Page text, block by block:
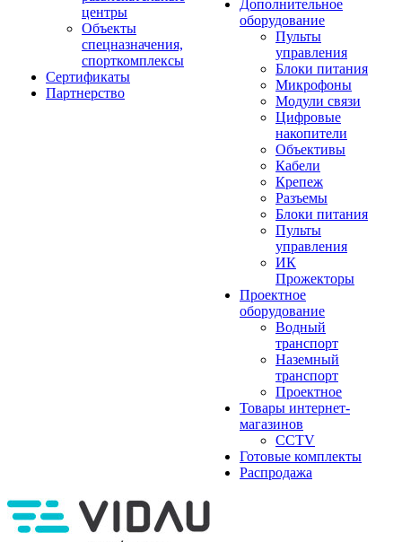
центры
Объекты
спецназначения,
спорткомплексы
Сертификаты
Партнерство
Дополнительное
оборудование
Пульты
управления
Блоки питания
Микрофоны
Модули связи
Цифровые
накопители
Объективы
Кабели
Крепеж
Разъемы
Блоки питания
Пульты
управления
ИК
Прожекторы
Проектное
оборудование
Водный
транспорт
Наземный
транспорт
Проектное
Товары интернет-
магазинов
CCTV
Готовые комплекты
Распродажа